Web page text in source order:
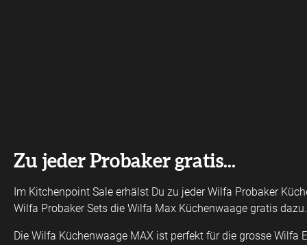
Zu jeder Probaker gratis...
Im Kitchenpoint Sale erhälst Du zu jeder Wilfa Probaker
Wilfa Probaker Sets die Wilfa Max Küchenwaage gratis dazu.
Die Wilfa Küchenwaage MAX ist perfekt für die grosse Wilfa